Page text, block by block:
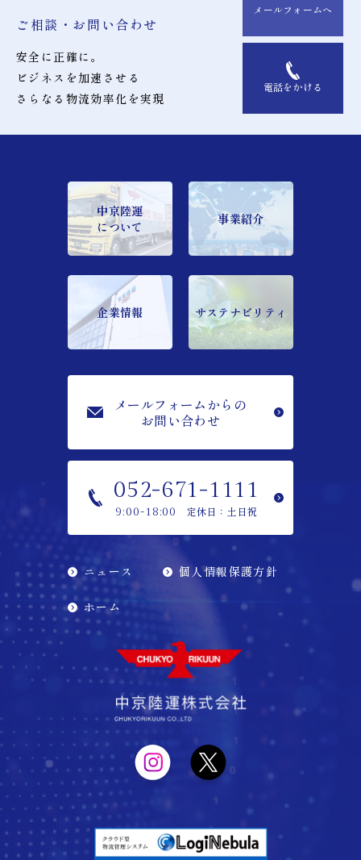
ご相談・お問い合わせ
安全に正確に。
ビジネスを加速させる
さらなる物流効率化を実現
メールフォームへ
電話をかける
中京陸運
について
事業紹介
企業情報 サステナビリティ
メールフォームからの
お問い合わせ
052-671-1111
9:00-18:00 定休日：土日祝
ニュース 個人情報保護方針
ホーム